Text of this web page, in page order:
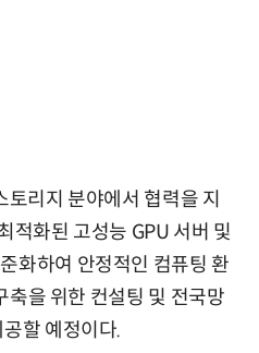
리지 분야에서 협력을 지
적화된 고성능 GPU 서버 및
화하여 안정적인 컴퓨팅 환
축을 위한 컨설팅 및 전국망
할 예정이다.